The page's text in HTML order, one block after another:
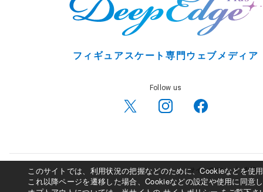
フィギュアスケート専門ウェブメディア
Follow us
サイトポリシー 利用
このサイトでは、利用状況の把握などのために、Cookieなどを使
これ以降ページを遷移した場合、Cookieなどの設定や使用に同意